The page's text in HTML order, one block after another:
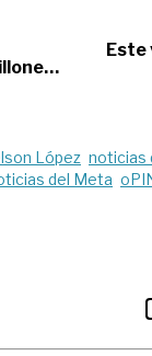
Este
López noticias
del Meta